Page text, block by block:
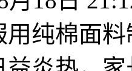
用纯棉面